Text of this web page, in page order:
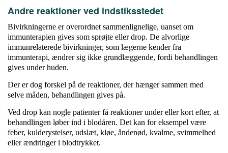
Andre reaktioner ved indstiksstedet
Bivirkningerne er overordnet sammenlignelige, uanset om
immunterapien gives som sprøjte eller drop. De alvorlige
immunrelaterede bivirkninger, som lægerne kender fra
immunterapi, ændrer sig ikke grundlæggende, fordi behandlingen
gives under huden.
Der er dog forskel på de reaktioner, der hænger sammen med
selve måden, behandlingen gives på.
Ved drop kan nogle patienter få reaktioner under eller kort efter, at
behandlingen løber ind i blodåren. Det kan for eksempel være
feber, kulderystelser, udslæt, kløe, åndenød, kvalme, svimmelhed
eller ændringer i blodtrykket.